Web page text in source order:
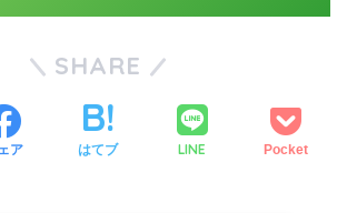
SHARE
ア はてブ LINE Pocket